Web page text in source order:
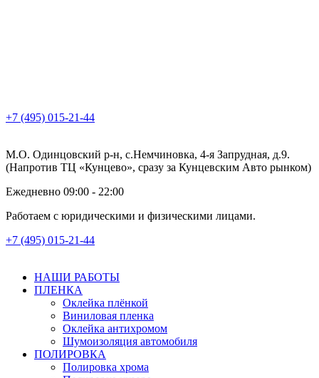
+7 (495) 015-21-44
М.О. Одинцовский р-н, с.Немчиновка, 4-я Запрудная, д.9.
(Напротив ТЦ «Кунцево», сразу за Кунцевским Авто рынком)
Ежедневно 09:00 - 22:00
Работаем с юридическими и физическими лицами.
+7 (495) 015-21-44
НАШИ РАБОТЫ
ПЛЕНКА
Оклейка плёнкой
Виниловая пленка
Оклейка антихромом
Шумоизоляция автомобиля
ПОЛИРОВКА
Полировка хрома